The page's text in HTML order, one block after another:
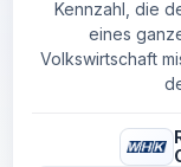
Kennzahl, die
eines
Volkswirtschaft